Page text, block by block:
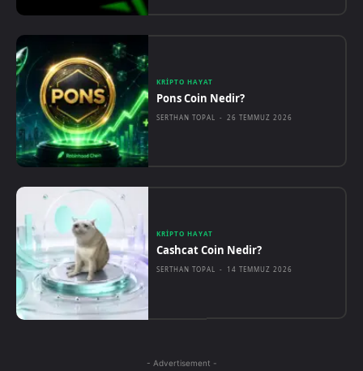
KRIPTO HAYAT
Pons Coin Nedir?
SERTHAN TOPAL - 26 TEMMUZ 2026
KRIPTO HAYAT
Cashcat Coin Nedir?
SERTHAN TOPAL - 14 TEMMUZ 2026
- Advertisement -